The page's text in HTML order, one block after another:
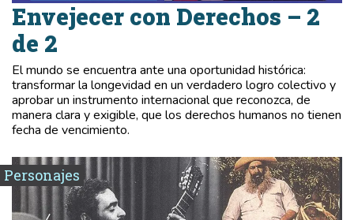
Envejecer con Derechos – 2
de 2
El mundo se encuentra ante una oportunidad histórica:
transformar la longevidad en un verdadero logro colectivo y
aprobar un instrumento internacional que reconozca, de
manera clara y exigible, que los derechos humanos no tienen
fecha de vencimiento.
Personajes